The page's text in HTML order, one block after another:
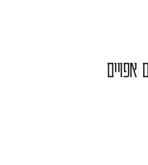
אפויים